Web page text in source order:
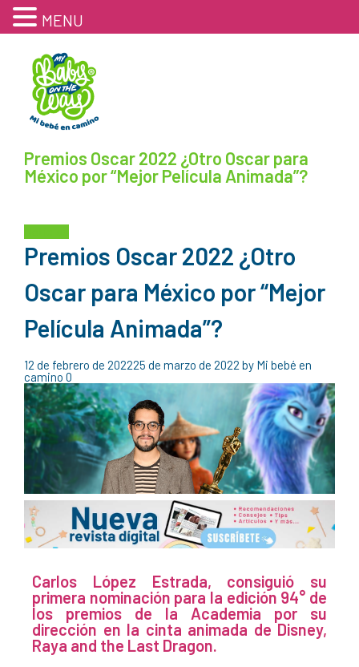
Premios Oscar 2022 ¿Otro Oscar para
México por “Mejor Película Animada”?
Premios Oscar 2022 ¿Otro
Oscar para México por “Mejor
Película Animada”?
12 de febrero de 202225 de marzo de 2022 by Mi bebé en
camino 0
Carlos López Estrada, consiguió su
primera nominación para la edición 94° de
los premios de la Academia por su
dirección en la cinta animada de Disney,
Raya and the Last Dragon.
MENU